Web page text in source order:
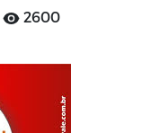
2600